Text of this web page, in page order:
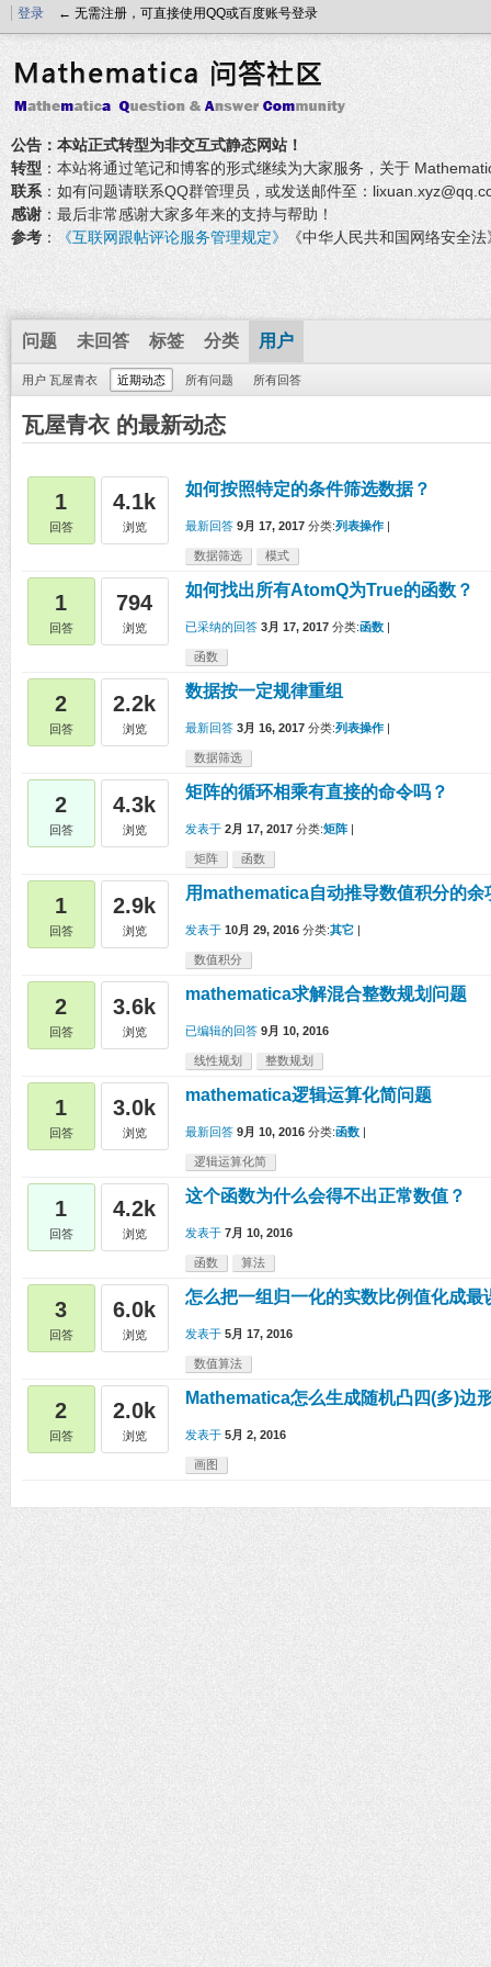
登录 ← 无需注册，可直接使用QQ或百度账号登录
公告：本站正式转型为非交互式静态网站！
转型 ：本站将通过笔记和博客的形式继续为大家服务，关于
联系 ：如有问题请联系QQ群管理员，或发送邮件至：
感谢 ：最后非常感谢大家多年来的支持与帮助！
参考 ： 《互联网跟帖评论服务管理规定》 《中华人民共和国网络安全
问题 未回答 标签 分类 用户
用户 瓦屋青衣 近期动态 所有问题 所有回答
瓦屋青衣 的最新动态
1
回答
4.1k
浏览
如何按照特定的条件筛选数据？
最新回答 9月 17, 2017 分类:列表操作
数据筛选 模式
1
回答
794
浏览
如何找出所有AtomQ为True的函数？
已采纳的回答 3月 17, 2017 分类:函数
函数
2
回答
2.2k
浏览
数据按一定规律重组
最新回答 3月 16, 2017 分类:列表操作
数据筛选
2
回答
4.3k
浏览
矩阵的循环相乘有直接的命令吗？
发表于 2月 17, 2017 分类:矩阵
矩阵 函数
1
回答
2.9k
浏览
用mathematica自动推导数值积分的余
发表于 10月 29, 2016 分类:其它
数值积分
2
回答
3.6k
浏览
mathematica求解混合整数规划问题
已编辑的回答 9月 10, 2016
线性规划 整数规划
1
回答
3.0k
浏览
mathematica逻辑运算化简问题
最新回答 9月 10, 2016 分类:函数
逻辑运算化简
1
回答
4.2k
浏览
这个函数为什么会得不出正常数值？
发表于 7月 10, 2016
函数 算法
3
回答
6.0k
浏览
怎么把一组归一化的实数比例值化成最
发表于 5月 17, 2016
数值算法
2
回答
2.0k
浏览
Mathematica怎么生成随机凸四(多)边
发表于 5月 2, 2016
画图